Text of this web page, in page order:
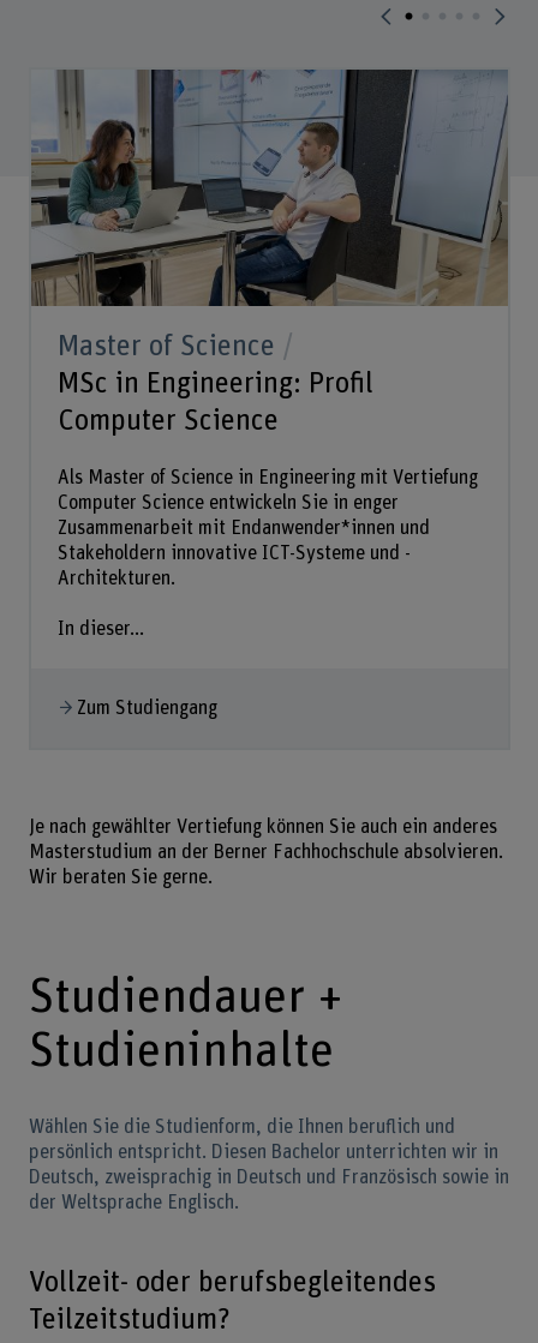
Master of Science
MSc in Engineering: Profil
Computer Science
Als Master of Science in Engineering mit Vertiefung
Computer Science entwickeln Sie in enger
Zusammenarbeit mit Endanwender*innen und
Stakeholdern innovative ICT-Systeme und -
Architekturen.
In dieser...
Zum Studiengang
Je nach gewählter Vertiefung können Sie auch ein anderes
Masterstudium an der Berner Fachhochschule absolvieren.
Wir beraten Sie gerne.
Studiendauer +
Studieninhalte
Wählen Sie die Studienform, die Ihnen beruflich und
persönlich entspricht. Diesen Bachelor unterrichten wir in
Deutsch, zweisprachig in Deutsch und Französisch sowie in
der Weltsprache Englisch.
Vollzeit- oder berufsbegleitendes
Teilzeitstudium?